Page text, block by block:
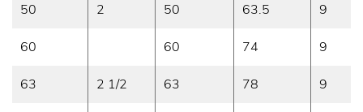
50 2 50 63.5 9
60 60 74 9
63 2 1/2 63 78 9